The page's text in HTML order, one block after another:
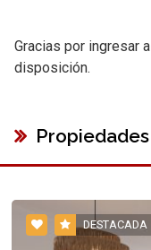
Gracias por ingresar
disposición.
Propiedades
DESTACADA